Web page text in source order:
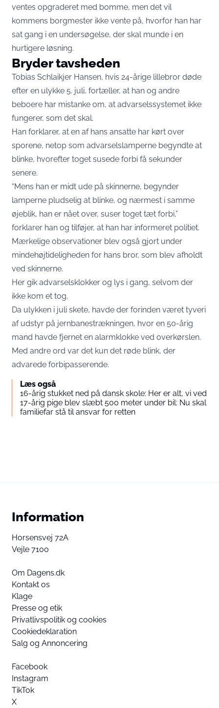
ventes opgraderet med bomme, men det vil
kommens borgmester ikke vente på, hvorfor han har
sat gang i en undersøgelse, der skal munde i en
hurtigere løsning.
Bryder tavsheden
Tobias Schlaikjer Hansen, hvis 24-årige lillebror døde
efter en ulykke 5. juli, fortæller, at han og andre
beboere har mistanke om, at advarselssystemet ikke
fungerer, som det skal.
Han forklarer, at en af hans ansatte har kørt over
sporene, netop som advarselslamperne begyndte at
blinke, hvorefter toget susede forbi få sekunder
senere.
“Mens han er midt ude på skinnerne, begynder
lamperne pludselig at blinke, og nærmest i samme
øjeblik, han er nået over, suser toget tæt forbi,”
forklarer han og tilføjer, at han har informeret politiet.
Mærkelige observationer blev også gjort under
mindehøjtideligheden for hans bror, som blev afholdt
ved skinnerne.
Her gik advarselsklokker og lys i gang, selvom der
ikke kom et tog.
Da ulykken i juli skete, havde der forinden været tyveri
af udstyr på jernbanestrækningen, hvor en 50-årig
mand havde fjernet en alarmklokke ved overkørslen.
Med andre ord var det kun det røde blink, der
advarede forbipasserende.
Læs også
16-årig stukket ned på dansk skole: Her er alt, vi ved
17-årig pige blev slæbt 500 meter under bil: Nu skal
familiefar stå til ansvar for retten
Information
Horsensvej 72A
Vejle 7100
Om Dagens.dk
Kontakt os
Klage
Presse og etik
Privatlivspolitik og cookies
Cookiedeklaration
Salg og Annoncering
Facebook
Instagram
TikTok
X